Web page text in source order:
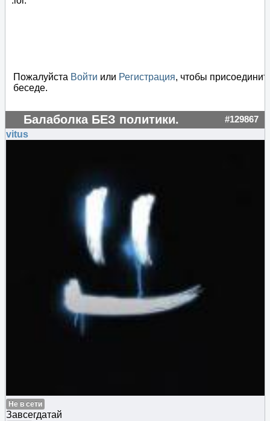
Пожалуйста Войти или Регистрация, чтобы
беседе.
Балаболка БЕЗ политики. #129867
vitus
Не в сети
Завсегдатай